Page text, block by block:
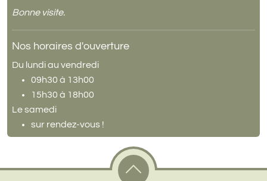
Bonne visite.
Nos horaires d'ouverture
Du lundi au vendredi
09h30 à 13h00
15h30 à 18h00
Le samedi
sur rendez-vous !